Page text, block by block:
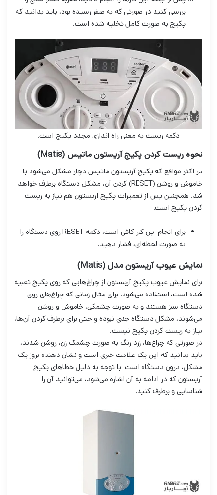
بررسی کنید در صورتی که به صفر رسیده بود، باید بدانید که
پکیج به صورت کامل تخلیه شده است.
دکمه ریست به معنی راه اندازی مجدد پکیج است.
نحوه ریست کردن پکیج آریستون ماتیس (Matis)
در اکثر مواقع که پکیج آریستون ماتیس دچار مشکل می‌شود با
خاموش و روشن (RESET) کردن آن، مشکل دستگاه برطرف خواهد
شد. همچنین پس از تعمیرات پکیج اریستون هم نیاز به ریست
کردن پکیج است.
برای انجام این کار کافی است، دکمه RESET روی دستگاه را
به صورت لحظه‌ای، فشار دهید.
نمایش عیوب آریستون مدل (Matis)
برای نمایش عیوب پکیج آریستون از چراغ‌هایی که روی پکیج تعبیه
شده است، استفاده می‌شود. برای مثال زمانی که چراغ‌های روی
دستگاه سبز هستند و به صورت چشمکی، خاموش و روشن
می‌شوند، مشکل دستگاه جدی نبوده و حتی برای برطرف کردن آن‌ها،
نیاز به ریست کردن پکیج نیست.
در صورتی که چراغ‌ها، زرد رنگ به صورت چشمک زن، روشن شدند،
باید بدانید که این یک علامت خبری است و نشان دهنده بروز یک
مشکل، درون دستگاه است. با توجه به دلیل خطاهای پکیج
آریستون که در ادامه به آن اشاره می‌شود، می‌توانید آن را
شناسایی و برطرف کنید.